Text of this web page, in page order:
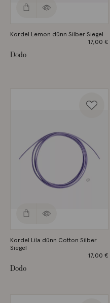
Kordel Lemon dünn Silber Siegel
17,00 €
Dodo
Kordel Lila dünn Cotton Silber
Siegel
17,00 €
Dodo